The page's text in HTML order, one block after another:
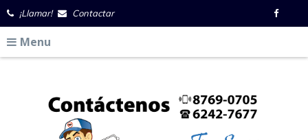
¡Llamar! Contactar
Menu